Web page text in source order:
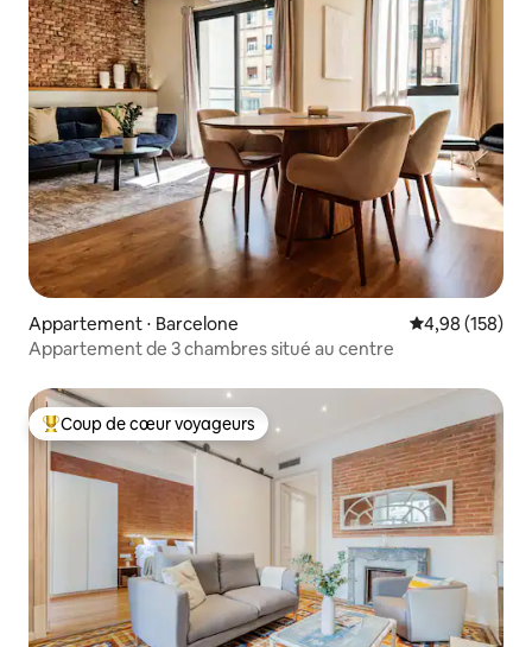
Appartement ⋅ Barcelone Évaluation
4,98 (158)
Appartement de 3 chambres situé au centre
Coups de cœur voyageurs les plus appréciés
Coup de cœur voyageurs